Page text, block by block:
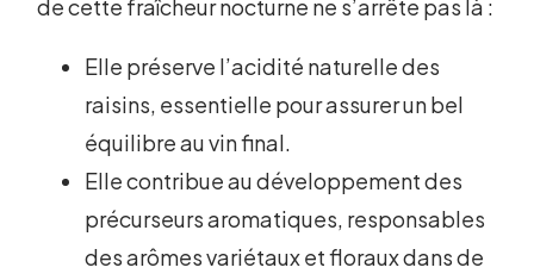
de cette fraîcheur nocturne ne s’arrête pas là :
Elle préserve l’acidité naturelle des
raisins, essentielle pour assurer un bel
équilibre au vin final.
Elle contribue au développement des
précurseurs aromatiques, responsables
des arômes variétaux et floraux dans de